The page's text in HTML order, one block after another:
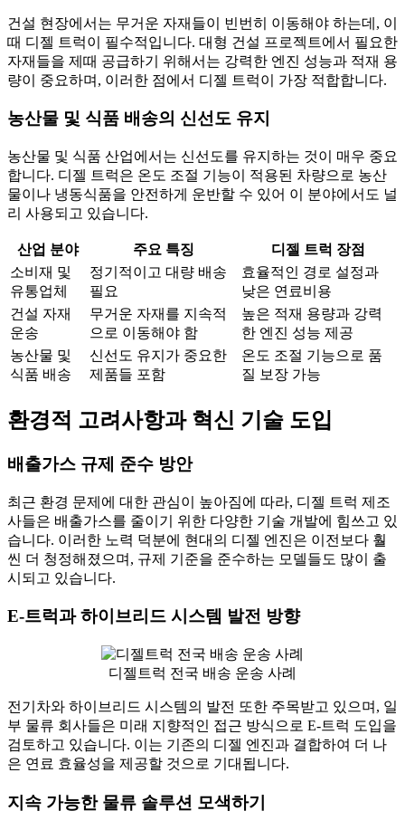
건설 현장에서는 무거운 자재들이 빈번히 이동해야 하는데, 이
때 디젤 트럭이 필수적입니다. 대형 건설 프로젝트에서 필요한
자재들을 제때 공급하기 위해서는 강력한 엔진 성능과 적재 용
량이 중요하며, 이러한 점에서 디젤 트럭이 가장 적합합니다.
농산물 및 식품 배송의 신선도 유지
농산물 및 식품 산업에서는 신선도를 유지하는 것이 매우 중요
합니다. 디젤 트럭은 온도 조절 기능이 적용된 차량으로 농산
물이나 냉동식품을 안전하게 운반할 수 있어 이 분야에서도 널
리 사용되고 있습니다.
산업 분야 주요 특징
디젤 트럭 장점
소비재 및
유통업체
정기적이고 대량 배송
필요
효율적인 경로 설정과
낮은 연료비용
건설 자재
운송
무거운 자재를 지속적
으로 이동해야 함
높은 적재 용량과 강력
한 엔진 성능 제공
농산물 및
식품 배송
신선도 유지가 중요한
제품들 포함
온도 조절 기능으로 품
질 보장 가능
환경적 고려사항과 혁신 기술 도입
배출가스 규제 준수 방안
최근 환경 문제에 대한 관심이 높아짐에 따라, 디젤 트럭 제조
사들은 배출가스를 줄이기 위한 다양한 기술 개발에 힘쓰고 있
습니다. 이러한 노력 덕분에 현대의 디젤 엔진은 이전보다 훨
씬 더 청정해졌으며, 규제 기준을 준수하는 모델들도 많이 출
시되고 있습니다.
E-트럭과 하이브리드 시스템 발전 방향
디젤트럭 전국 배송 운송 사례
전기차와 하이브리드 시스템의 발전 또한 주목받고 있으며, 일
부 물류 회사들은 미래 지향적인 접근 방식으로 E-트럭 도입을
검토하고 있습니다. 이는 기존의 디젤 엔진과 결합하여 더 나
은 연료 효율성을 제공할 것으로 기대됩니다.
지속 가능한 물류 솔루션 모색하기